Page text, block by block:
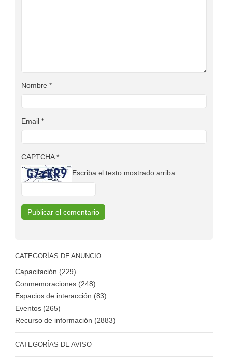
Nombre *
Email *
CAPTCHA*
Escriba el texto mostrado arriba:
CATEGORÍAS DE ANUNCIO
Capacitación (229)
Conmemoraciones (248)
Espacios de interacción (83)
Eventos (265)
Recurso de información (2883)
CATEGORÍAS DE AVISO